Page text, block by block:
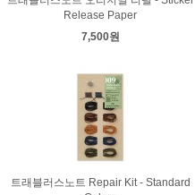
Release Paper
7,500원
트래블러스노트 Repair Kit - Standard